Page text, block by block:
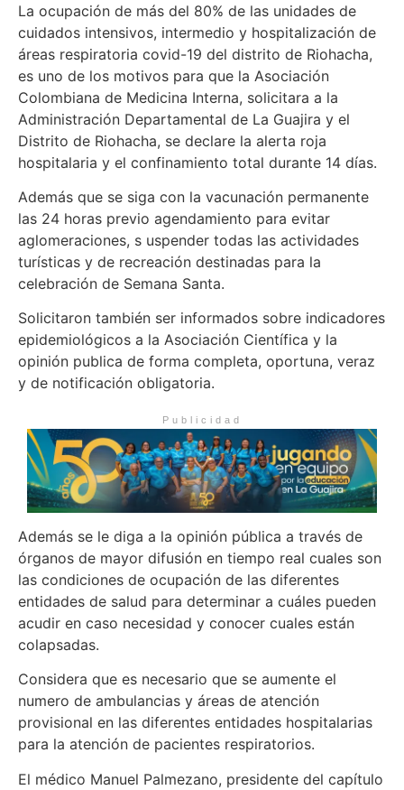
La ocupación de más del 80% de las unidades de
cuidados intensivos, intermedio y hospitalización de
áreas respiratoria covid-19 del distrito de Riohacha,
es uno de los motivos para que la Asociación
Colombiana de Medicina Interna, solicitara a la
Administración Departamental de La Guajira y el
Distrito de Riohacha, se declare la alerta roja
hospitalaria y el confinamiento total durante 14 días.
Además que se siga con la vacunación permanente
las 24 horas previo agendamiento para evitar
aglomeraciones, s uspender todas las actividades
turísticas y de recreación destinadas para la
celebración de Semana Santa.
Solicitaron también ser informados sobre indicadores
epidemiológicos a la Asociación Científica y la
opinión publica de forma completa, oportuna, veraz
y de notificación obligatoria.
Publicidad
Además se le diga a la opinión pública a través de
órganos de mayor difusión en tiempo real cuales son
las condiciones de ocupación de las diferentes
entidades de salud para determinar a cuáles pueden
acudir en caso necesidad y conocer cuales están
colapsadas.
Considera que es necesario que se aumente el
numero de ambulancias y áreas de atención
provisional en las diferentes entidades hospitalarias
para la atención de pacientes respiratorios.
El médico Manuel Palmezano, presidente del capítulo